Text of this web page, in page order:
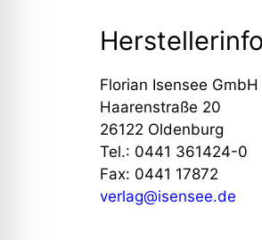
Florian Isensee GmbH
Haarenstraße 20
26122 Oldenburg
Tel.: 0441 361424-0
Fax: 0441 17872
verlag@isensee.de